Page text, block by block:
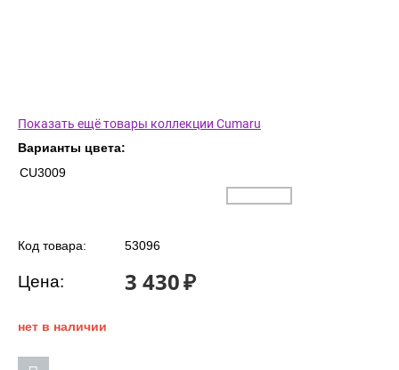
Показать ещё товары коллекции Cumaru
Варианты цвета:
CU3009
Код товара: 53096
Цена: 3 430₽
нет в наличии